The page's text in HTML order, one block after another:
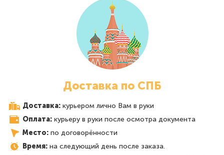
Доставка по СПБ
Доставка: курьером лично Вам в руки
Оплата: курьеру в руки после осмотра документа
Место: по договорённости
Время: на следующий день после заказа.